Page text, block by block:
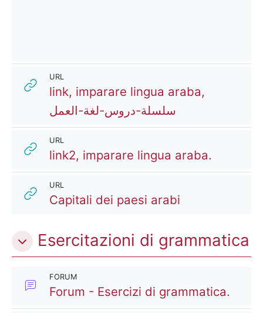
URL
link, imparare lingua araba,
سلسلة-دروس-لغة-العمل
URL
link2, imparare lingua araba.
URL
Capitali dei paesi arabi
Esercitazioni di grammatica
FORUM
Forum - Esercizi di grammatica.